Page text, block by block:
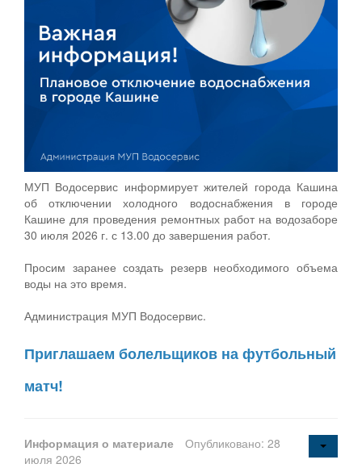
МУП Водосервис информирует жителей города Кашина
об отключении холодного водоснабжения в городе
Кашине для проведения ремонтных работ на водозаборе
30 июля 2026 г. с 13.00 до завершения работ.
Просим заранее создать резерв необходимого объема
воды на это время.
Администрация МУП Водосервис.
Приглашаем болельщиков на футбольный
матч!
Информация о материале
Опубликовано: 28
июля 2026